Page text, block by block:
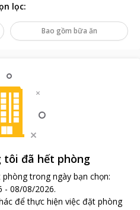
lọc:
Bao gồm bữa ăn
tôi đã hết phòng
trong ngày bạn chọn:
- 08/08/2026.
để thực hiện việc đặt phòng